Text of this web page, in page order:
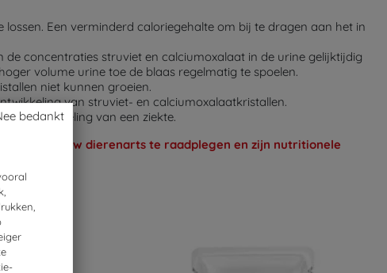
Een verminderd caloriegehalte om bij te dragen aan het in
concentraties struviet en calciumoxalaat in de urine gelijktijdig
volume urine toe de blaas regelmatig te spoelen.
niet kunnen groeien.
van struviet- en calciumoxalaatkristallen.
behandeling van een ziekte.
uw dierenarts te raadplegen en zijn nutritionele
bedankt